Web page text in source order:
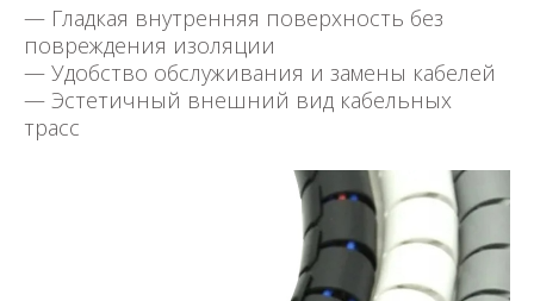
— Гладкая внутренняя поверхность без
повреждения изоляции
— Удобство обслуживания и замены кабелей
— Эстетичный внешний вид кабельных
трасс